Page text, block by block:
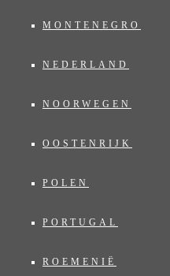
MONTENEGRO
NEDERLAND
NOORWEGEN
OOSTENRIJK
POLEN
PORTUGAL
ROEMENIË